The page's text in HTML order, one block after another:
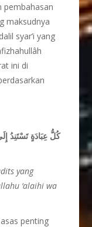
pembahasan
maksudnya
syar’i yang
ini di
كُلُّ عِبَادَةٍ تَسْتَنِدُ
yang
‘alaihi wa
penting